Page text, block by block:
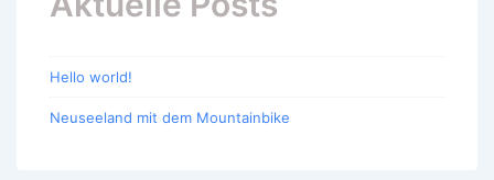
Hello world!
Neuseeland mit dem Mountainbike